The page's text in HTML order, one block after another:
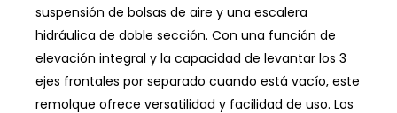
suspensión de bolsas de aire y una escalera
hidráulica de doble sección. Con una función de
elevación integral y la capacidad de levantar los 3
ejes frontales por separado cuando está vacío, este
remolque ofrece versatilidad y facilidad de uso. Los